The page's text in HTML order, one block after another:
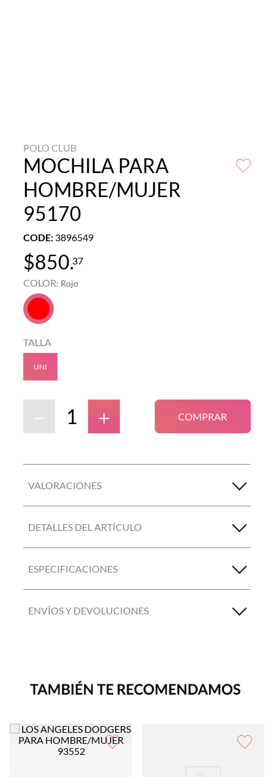
POLO CLUB
MOCHILA PARA
HOMBRE/MUJER
95170
CODE: 3896549
$850.37
COLOR: Rojo
TALLA
UNI
＋
－ COMPRAR
VALORACIONES
DETALLES DEL ARTÍCULO
ESPECIFICACIONES
ENVÍOS Y DEVOLUCIONES